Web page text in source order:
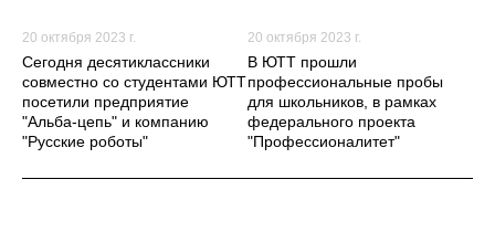
20 октября 2023 г.
Сегодня десятиклассники
совместно со студентами ЮТТ
посетили предприятие
"Альба-цепь" и компанию
"Русские роботы"
20 октября 2023 г.
В ЮТТ прошли
профессиональные пробы
для школьников, в рамках
федерального проекта
"Профессионалитет"